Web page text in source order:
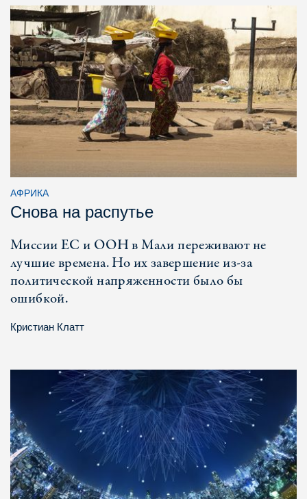
АФРИКА
Снова на распутье
Миссии ЕС и ООН в Мали переживают не
лучшие времена. Но их завершение из-за
политической напряженности было бы
ошибкой.
Кристиан Клатт